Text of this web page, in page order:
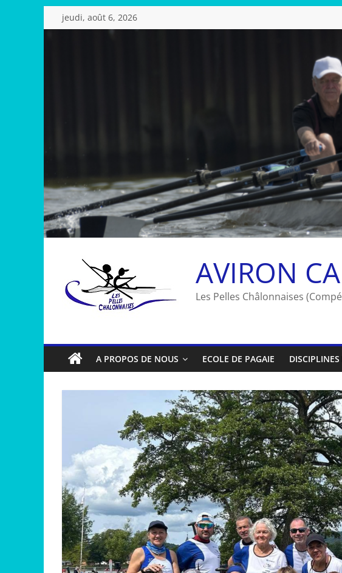
Passer
au
jeudi, août 6, 2026
AVIRON
Les Pelles Châlonnaises
A PROPOS DE NOUS ECOLE DE PAGAIE